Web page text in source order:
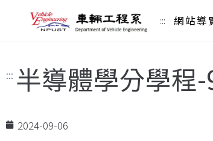
::: 網站導
::: 半導體學分學程
2024-09-06